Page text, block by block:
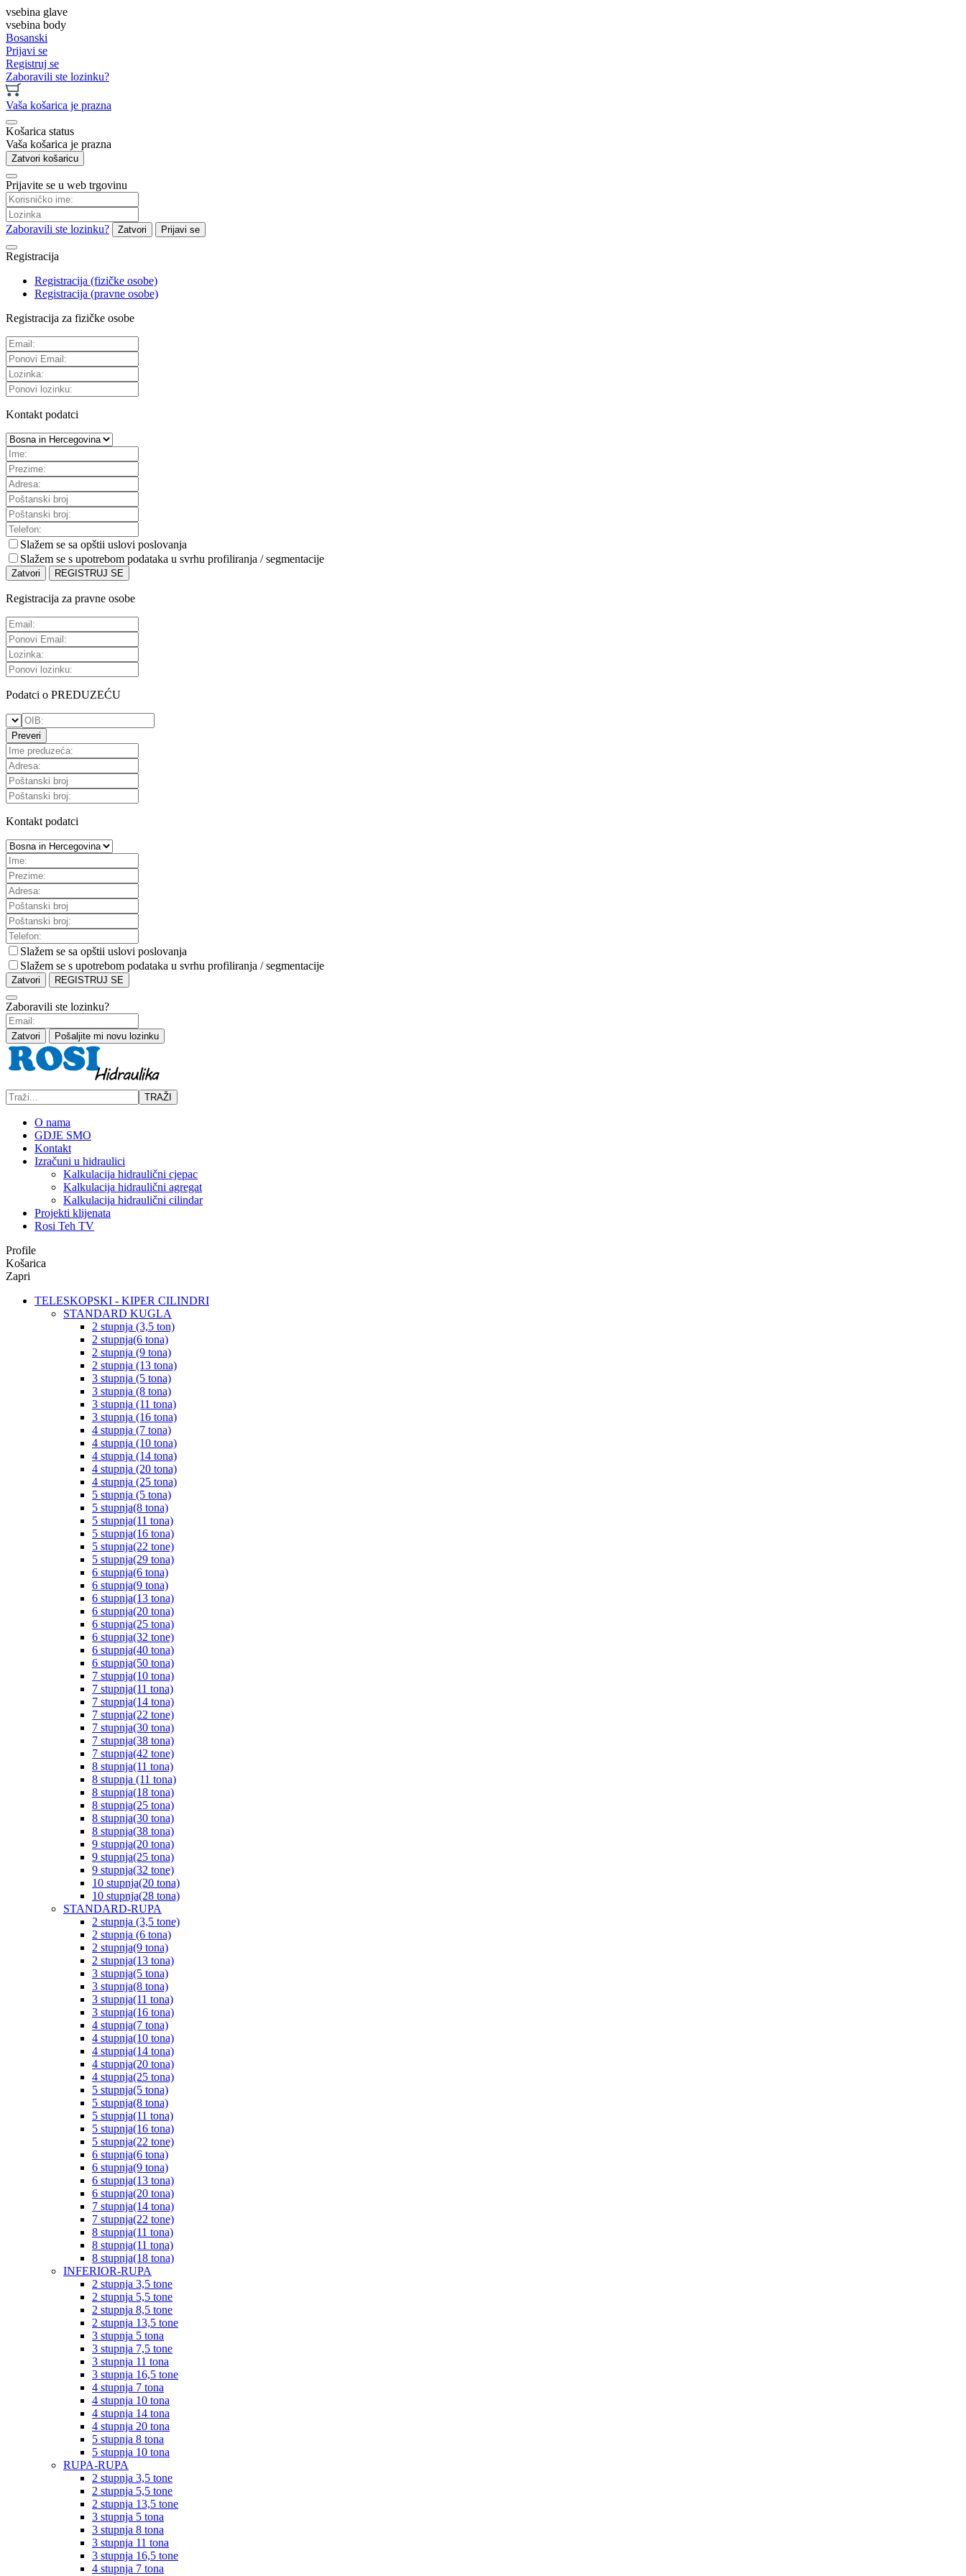
vsebina glave
vsebina body
Bosanski
Prijavi se
Registruj se
Zaboravili ste lozinku?
Vaša košarica je prazna
Košarica status
Vaša košarica je prazna
Zatvori košaricu
Prijavite se u web trgovinu
Zaboravili ste lozinku? Zatvori Prijavi se
Registracija
Registracija (fizičke osobe)
Registracija (pravne osobe)
Registracija za fizičke osobe
Kontakt podatci
Slažem se sa opštii uslovi poslovanja
Slažem se s upotrebom podataka u svrhu profiliranja / segmentacije
Zatvori REGISTRUJ SE
Registracija za pravne osobe
Podatci o PREDUZEĆU
Preveri
Kontakt podatci
Slažem se sa opštii uslovi poslovanja
Slažem se s upotrebom podataka u svrhu profiliranja / segmentacije
Zatvori REGISTRUJ SE
Zaboravili ste lozinku?
Zatvori Pošaljite mi novu lozinku
TRAŽI
O nama
GDJE SMO
Kontakt
Izračuni u hidraulici
Kalkulacija hidraulični cjepac
Kalkulacija hidraulični agregat
Kalkulacija hidraulični cilindar
Projekti klijenata
Rosi Teh TV
Profile
Košarica
Zapri
TELESKOPSKI - KIPER CILINDRI
STANDARD KUGLA
2 stupnja (3,5 ton)
2 stupnja(6 tona)
2 stupnja (9 tona)
2 stupnja (13 tona)
3 stupnja (5 tona)
3 stupnja (8 tona)
3 stupnja (11 tona)
3 stupnja (16 tona)
4 stupnja (7 tona)
4 stupnja (10 tona)
4 stupnja (14 tona)
4 stupnja (20 tona)
4 stupnja (25 tona)
5 stupnja (5 tona)
5 stupnja(8 tona)
5 stupnja(11 tona)
5 stupnja(16 tona)
5 stupnja(22 tone)
5 stupnja(29 tona)
6 stupnja(6 tona)
6 stupnja(9 tona)
6 stupnja(13 tona)
6 stupnja(20 tona)
6 stupnja(25 tona)
6 stupnja(32 tone)
6 stupnja(40 tona)
6 stupnja(50 tona)
7 stupnja(10 tona)
7 stupnja(11 tona)
7 stupnja(14 tona)
7 stupnja(22 tone)
7 stupnja(30 tona)
7 stupnja(38 tona)
7 stupnja(42 tone)
8 stupnja(11 tona)
8 stupnja (11 tona)
8 stupnja(18 tona)
8 stupnja(25 tona)
8 stupnja(30 tona)
8 stupnja(38 tona)
9 stupnja(20 tona)
9 stupnja(25 tona)
9 stupnja(32 tone)
10 stupnja(20 tona)
10 stupnja(28 tona)
STANDARD-RUPA
2 stupnja (3,5 tone)
2 stupnja (6 tona)
2 stupnja(9 tona)
2 stupnja(13 tona)
3 stupnja(5 tona)
3 stupnja(8 tona)
3 stupnja(11 tona)
3 stupnja(16 tona)
4 stupnja(7 tona)
4 stupnja(10 tona)
4 stupnja(14 tona)
4 stupnja(20 tona)
4 stupnja(25 tona)
5 stupnja(5 tona)
5 stupnja(8 tona)
5 stupnja(11 tona)
5 stupnja(16 tona)
5 stupnja(22 tone)
6 stupnja(6 tona)
6 stupnja(9 tona)
6 stupnja(13 tona)
6 stupnja(20 tona)
7 stupnja(14 tona)
7 stupnja(22 tone)
8 stupnja(11 tona)
8 stupnja(11 tona)
8 stupnja(18 tona)
INFERIOR-RUPA
2 stupnja 3,5 tone
2 stupnja 5,5 tone
2 stupnja 8,5 tone
2 stupnja 13,5 tone
3 stupnja 5 tona
3 stupnja 7,5 tone
3 stupnja 11 tona
3 stupnja 16,5 tone
4 stupnja 7 tona
4 stupnja 10 tona
4 stupnja 14 tona
4 stupnja 20 tona
5 stupnja 8 tona
5 stupnja 10 tona
RUPA-RUPA
2 stupnja 3,5 tone
2 stupnja 5,5 tone
2 stupnja 13,5 tone
3 stupnja 5 tona
3 stupnja 8 tona
3 stupnja 11 tona
3 stupnja 16,5 tone
4 stupnja 7 tona